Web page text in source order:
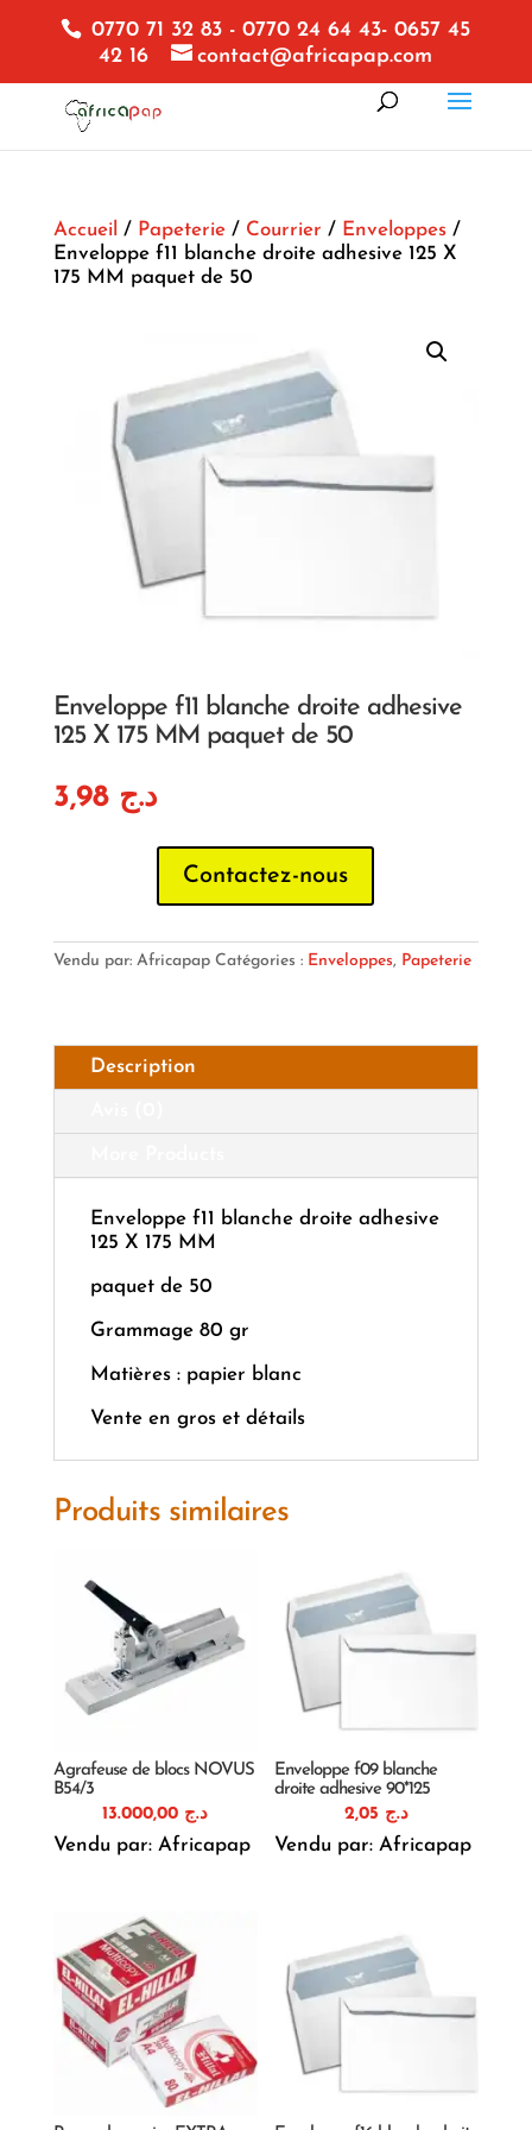
0770 71 32 83 - 0770 24 64 43- 0657 45
42 16
contact@africapap.com
Accueil / Papeterie/ Courrier / Enveloppes/
Enveloppe f11 blanche droite adhesive 125 X
175 MM paquet de 50
Enveloppe f11 blanche droite adhesive
125 X 175 MM paquet de 50
د.ج 3,98
Contactez-nous
Vendu par: Africapap Catégories : Enveloppes, Papeterie
Description
Enveloppe f11 blanche droite adhesive
125 X 175 MM
paquet de 50
Grammage 80 gr
Matières : papier blanc
Vente en gros et détails
Produits similaires
Agrafeuse de blocs NOVUS
B54/3
د.ج
Vendu par: Africapap
Enveloppe f09 blanche
droite adhesive 90*125
د.ج
Vendu par: Africapap